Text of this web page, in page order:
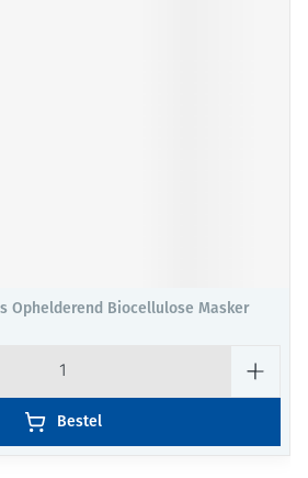
Ophelderend Biocellulose Masker
Bestel